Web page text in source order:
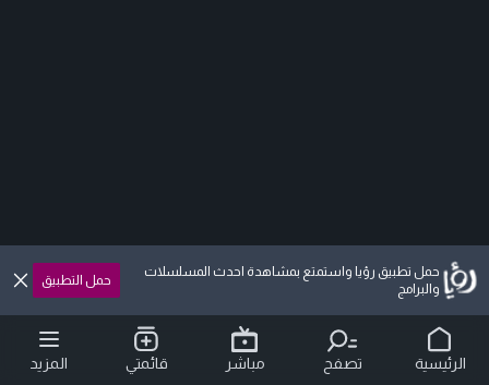
حمل تطبيق رؤيا واستمتع بمشاهدة احدث المسلسلات
والبرامج
حمل التطبيق
الرئيسية تصفح مباشر قائمتي المزيد